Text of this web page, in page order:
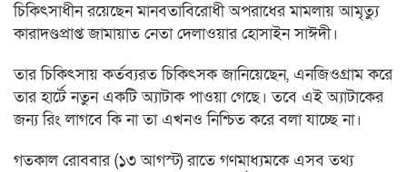
চিকিৎসাধীন রয়েছেন মানবতাবিরোধী অপরাধের মামলায় আমৃত্যু
কারাদণ্ডপ্রাপ্ত জামায়াত নেতা দেলাওয়ার হোসাইন সাঈদী।
তার চিকিৎসায় কর্তব্যরত চিকিৎসক জানিয়েছেন, এনজিওগ্রাম করে
তার হার্টে নতুন একটি অ্যাটাক পাওয়া গেছে। তবে এই অ্যাটাকের
জন্য রিং লাগবে কি না তা এখনও নিশ্চিত করে বলা যাচ্ছে না।
গতকাল রোববার (১৩ আগস্ট) রাতে গণমাধ্যমকে এসব তথ্য